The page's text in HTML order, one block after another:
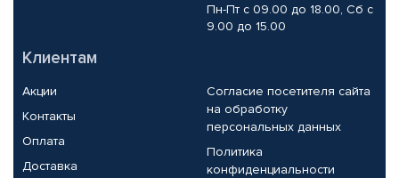
Пн-Пт с 09.00 до 18.00, Сб с
9.00 до 15.00
Клиентам
Акции
Контакты
Оплата
Доставка
Согласие посетителя сайта
на обработку
персональных данных
Политика
конфиденциальности